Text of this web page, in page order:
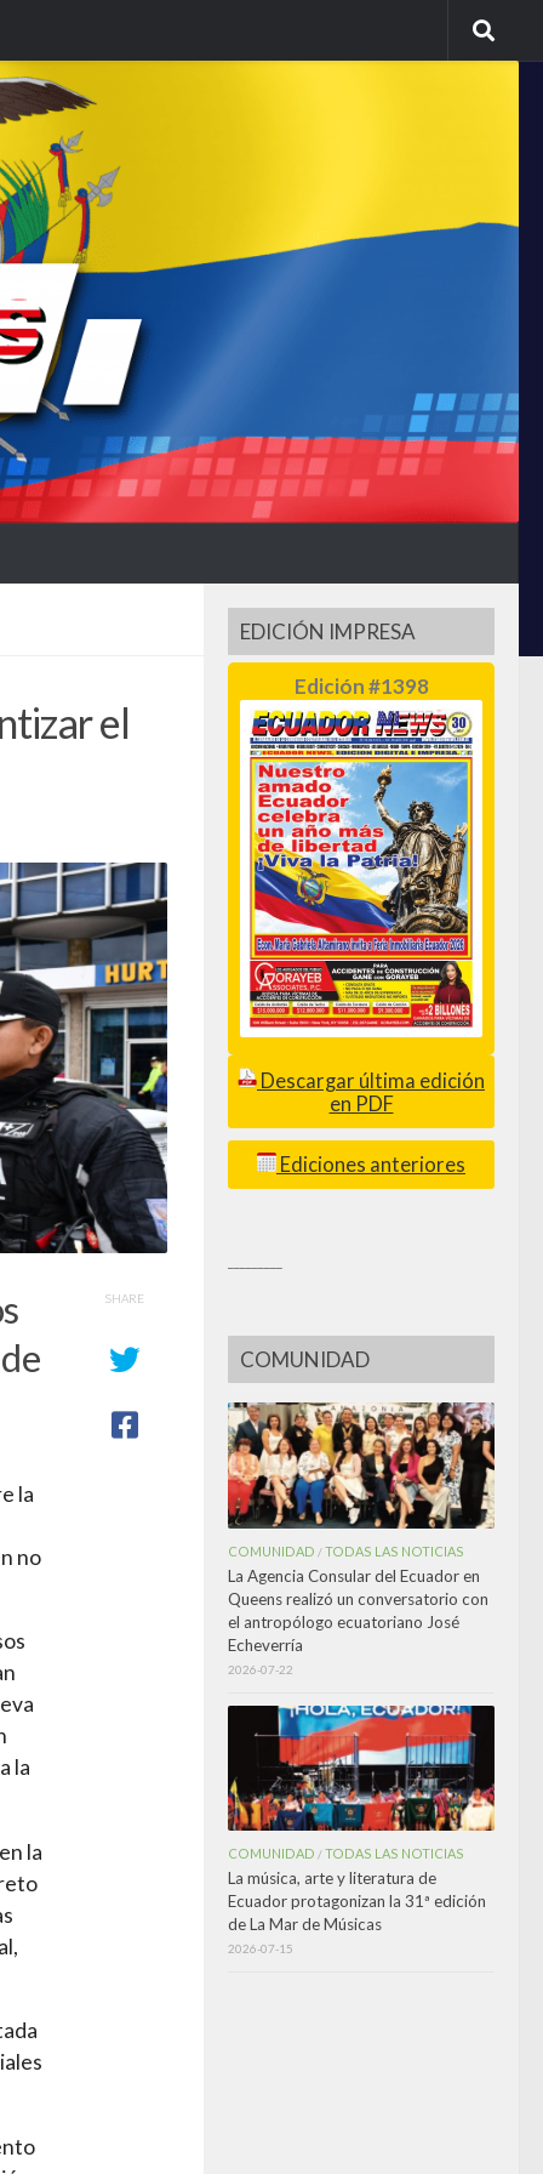
el
la
no
la
la
SHARE
EDICIÓN IMPRESA
Edición #1398
Descargar última edición
en PDF
Ediciones anteriores
COMUNIDAD
COMUNIDAD /TODAS LAS NOTICIAS
La Agencia Consular del Ecuador en
Queens realizó un conversatorio con
el antropólogo ecuatoriano José
Echeverría
2026-07-22
COMUNIDAD /TODAS LAS NOTICIAS
La música, arte y literatura de
Ecuador protagonizan la 31ª edición
de La Mar de Músicas
2026-07-15